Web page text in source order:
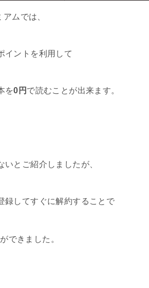
ムでは、
イントを利用して
を0円 で読むことが出来ます。
とご紹介しましたが、
録してすぐに解約することで
できました。